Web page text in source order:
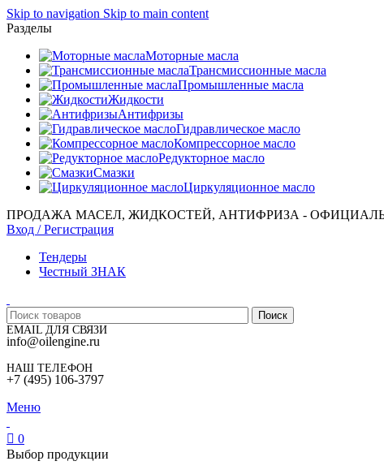
Skip to navigation Skip to main content
Разделы
Моторные масла
Трансмиссионные масла
Промышленные масла
Жидкости
Антифризы
Гидравлическое масло
Компрессорное масло
Редукторное масло
Смазки
Циркуляционное масло
ПРОДАЖА МАСЕЛ, ЖИДКОСТЕЙ, АНТИФРИЗА -
Вход / Регистрация
Тендеры
Честный ЗНАК
Поиск
EMAIL ДЛЯ СВЯЗИ
info@oilengine.ru
НАШ ТЕЛЕФОН
+7 (495) 106-3797
Меню
0
Выбор продукции